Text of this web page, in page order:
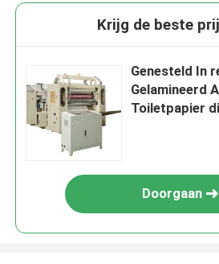
Krijg de beste
Genesteld In
Gelamineerd
Toiletpapier
Doorgaan